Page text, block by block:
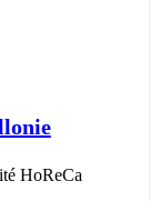
HoReCa